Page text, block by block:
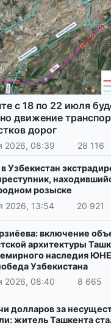
с 18 по 22 июля
движение
дорог
2026, 08:39 28 116
Узбекистан
розыске
2026, 13:54
20 921
включение
архитектуры
наследия
Узбекистана
2026, 08:40
8 665
долларов за
житель Ташкента